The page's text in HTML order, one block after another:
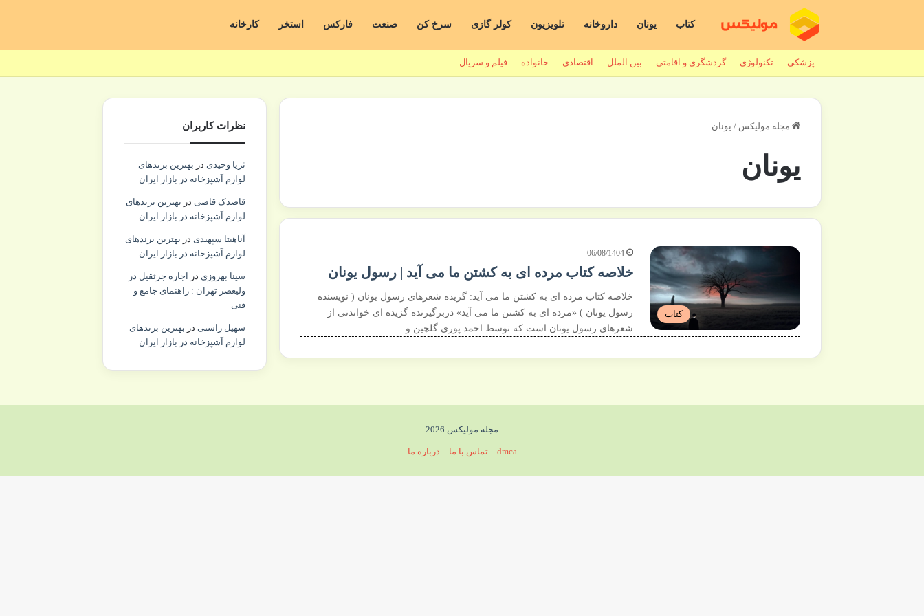
کتاب یونان داروخانه تلویزیون کولر گازی سرخ کن صنعت فارکس استخر کارخانه
پزشکی تکنولوژی گردشگری و اقامتی بین الملل اقتصادی خانواده فیلم و سریال
مجله مولیکس / یونان
یونان
کتاب
06/08/1404
خلاصه کتاب مرده ای به کشتن ما می آید | رسول یونان
خلاصه کتاب مرده ای به کشتن ما می آید: گزیده شعرهای رسول یونان ( نویسنده
رسول یونان ) «مرده ای به کشتن ما می آید» دربرگیرنده گزیده ای خواندنی از
شعرهای رسول یونان است که توسط احمد پوری گلچین و…
نظرات کاربران
ثریا وحیدیدر بهترین برندهای
لوازم آشپزخانه در بازار ایران
قاصدک قاضی در بهترین برندهای
لوازم آشپزخانه در بازار ایران
آناهیتا سپهبدیدر بهترین برندهای
لوازم آشپزخانه در بازار ایران
سینا بهروزیدر
اجاره جرثقیل در
ولیعصر تهران : راهنمای جامع و
فنی
سهیل راستی در بهترین برندهای
لوازم آشپزخانه در بازار ایران
مجله مولیکس 2026
dmca تماس با ما درباره ما